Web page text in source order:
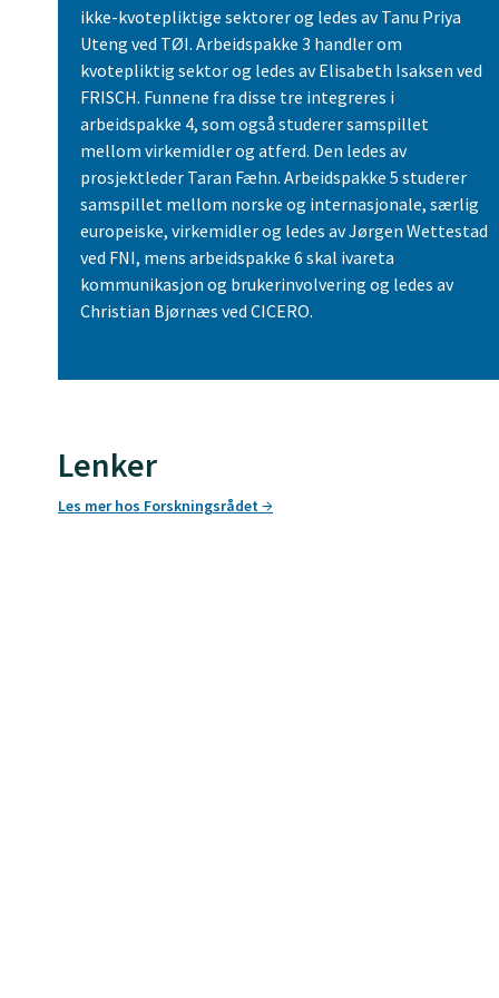
ikke-kvotepliktige sektorer og ledes av Tanu Priya
Uteng ved TØI. Arbeidspakke 3 handler om
kvotepliktig sektor og ledes av Elisabeth Isaksen ved
FRISCH. Funnene fra disse tre integreres i
arbeidspakke 4, som også studerer samspillet
mellom virkemidler og atferd. Den ledes av
prosjektleder Taran Fæhn. Arbeidspakke 5 studerer
samspillet mellom norske og internasjonale, særlig
europeiske, virkemidler og ledes av Jørgen Wettestad
ved FNI, mens arbeidspakke 6 skal ivareta
kommunikasjon og brukerinvolvering og ledes av
Christian Bjørnæs ved CICERO.
Lenker
Les mer hos Forskningsrådet